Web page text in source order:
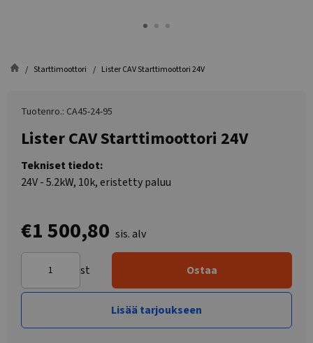
Starttimoottori Lister CAV Starttimoottori 24V
Tuotenro.: CA45-24-95
Lister CAV Starttimoottori 24V
Tekniset tiedot:
24V - 5.2kW, 10k, eristetty paluu
€1 500,80 sis. alv
st Ostaa
Lisää tarjoukseen